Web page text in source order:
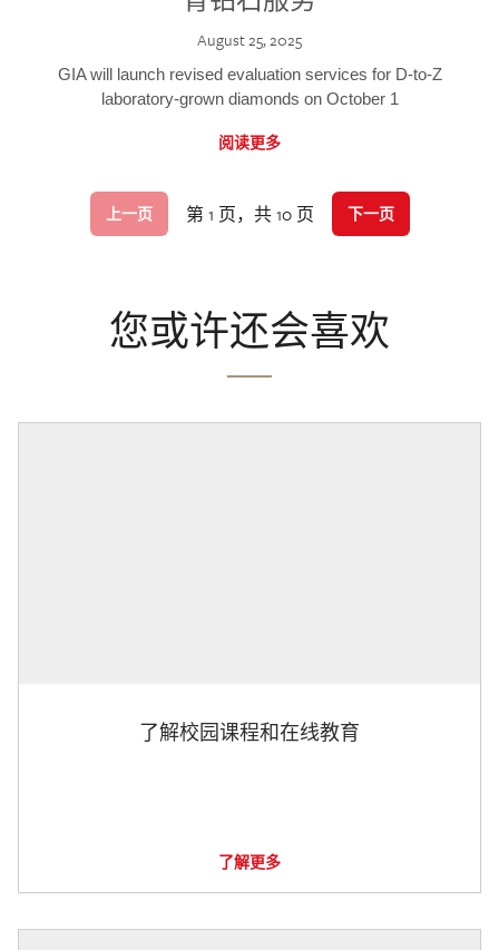
August 25, 2025
GIA will launch revised evaluation services for D-to-Z
laboratory-grown diamonds on October 1
阅读更多
上一页 第 1 页，共 10 页 下一页
您或许还会喜欢
了解校园课程和在线教育
了解更多